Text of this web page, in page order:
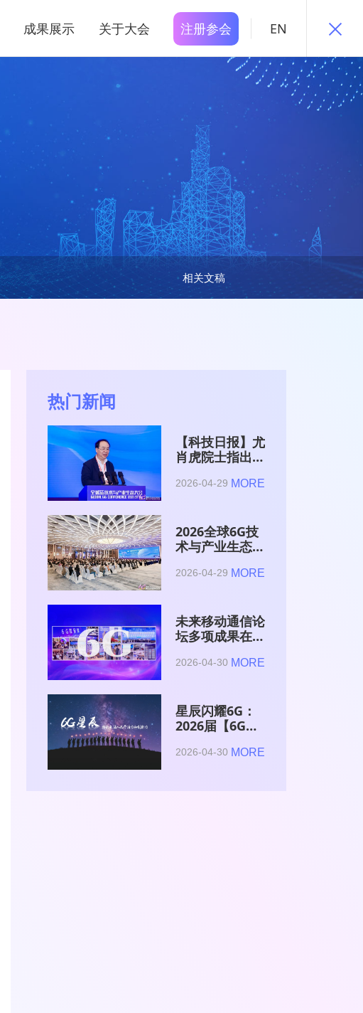
成果展示 关于大会 注册参会 EN
相关文稿
热门新闻
【科技日报】尤
肖虎院士指出
是赋能AI的发
2026-04-29 MORE
2026全球6G技
术与产业生态大
2026-04-29 MORE
未来移动通信论
坛多项成果在
术与产业生态大
2026-04-30 MORE
星辰闪耀6G：
2026届【6G星
与博士获颁证书
2026-04-30 MORE